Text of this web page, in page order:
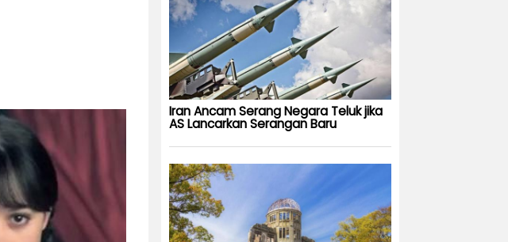
Iran Ancam Serang Negara Teluk jika
AS Lancarkan Serangan Baru